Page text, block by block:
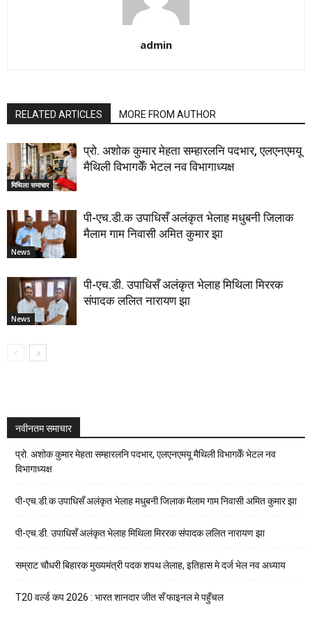
admin
RELATED ARTICLES MORE FROM AUTHOR
मिथिला समाचार
प्रो. अशोक कुमार मेहता सम्हारलनि पदभार, एलएनएमयू
मैथिली विभागकेँ भेटल नव विभागाध्यक्ष
News
पी-एच.डी.क उपाधिसँ अलंकृत भेलाह मधुबनी जिलाक
मैलाम गाम निवासी अमित कुमार झा
News
पी-एच.डी. उपाधिसँ अलंकृत भेलाह मिथिला मिररक
संपादक ललित नारायण झा
नवीनतम समाचार
प्रो. अशोक कुमार मेहता सम्हारलनि पदभार, एलएनएमयू मैथिली विभागकेँ भेटल नव
विभागाध्यक्ष
पी-एच.डी.क उपाधिसँ अलंकृत भेलाह मधुबनी जिलाक मैलाम गाम निवासी अमित कुमार झा
पी-एच.डी. उपाधिसँ अलंकृत भेलाह मिथिला मिररक संपादक ललित नारायण झा
सम्राट चौधरी बिहारक मुख्यमंत्री पदक शपथ लेलाह, इतिहास मे दर्ज भेल नव अध्याय
T20 वर्ल्ड कप 2026 : भारत शानदार जीत सँ फाइनल मे पहुँचल